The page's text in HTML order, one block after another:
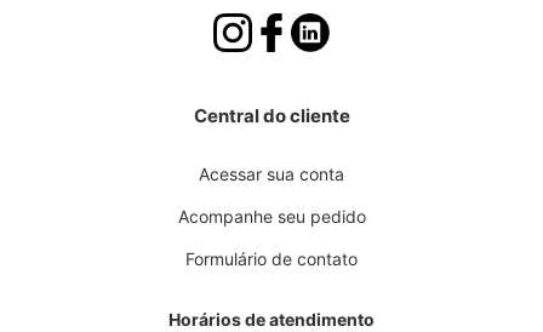
Central do cliente
Acessar sua conta
Acompanhe seu pedido
Formulário de contato
Horários de atendimento